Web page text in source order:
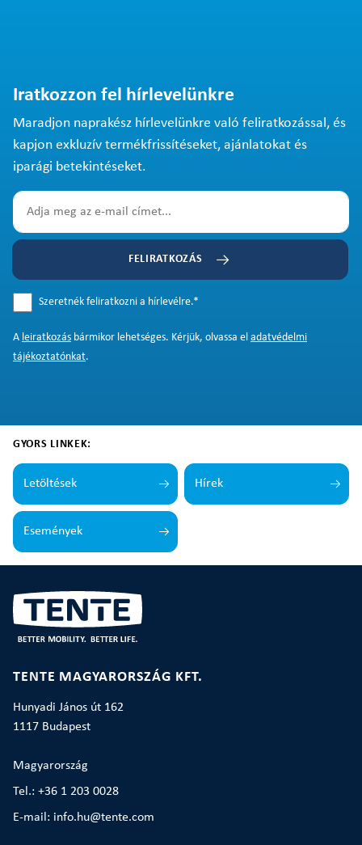
Iratkozzon fel hírlevelünkre
Maradjon naprakész hírlevelünkre való feliratkozással, és
kapjon exkluzív termékfrissítéseket, ajánlatokat és
iparági betekintéseket.
FELIRATKOZÁS
Szeretnék feliratkozni a hírlevélre.*
A leiratkozás bármikor lehetséges. Kérjük, olvassa el adatvédelmi
tájékoztatónkat.
GYORS LINKEK:
Letöltések Hírek
Események
TENTE MAGYARORSZÁG KFT.
Hunyadi János út 162
1117 Budapest
Magyarország
Tel.: +36 1 203 0028
E-mail: info.hu@tente.com